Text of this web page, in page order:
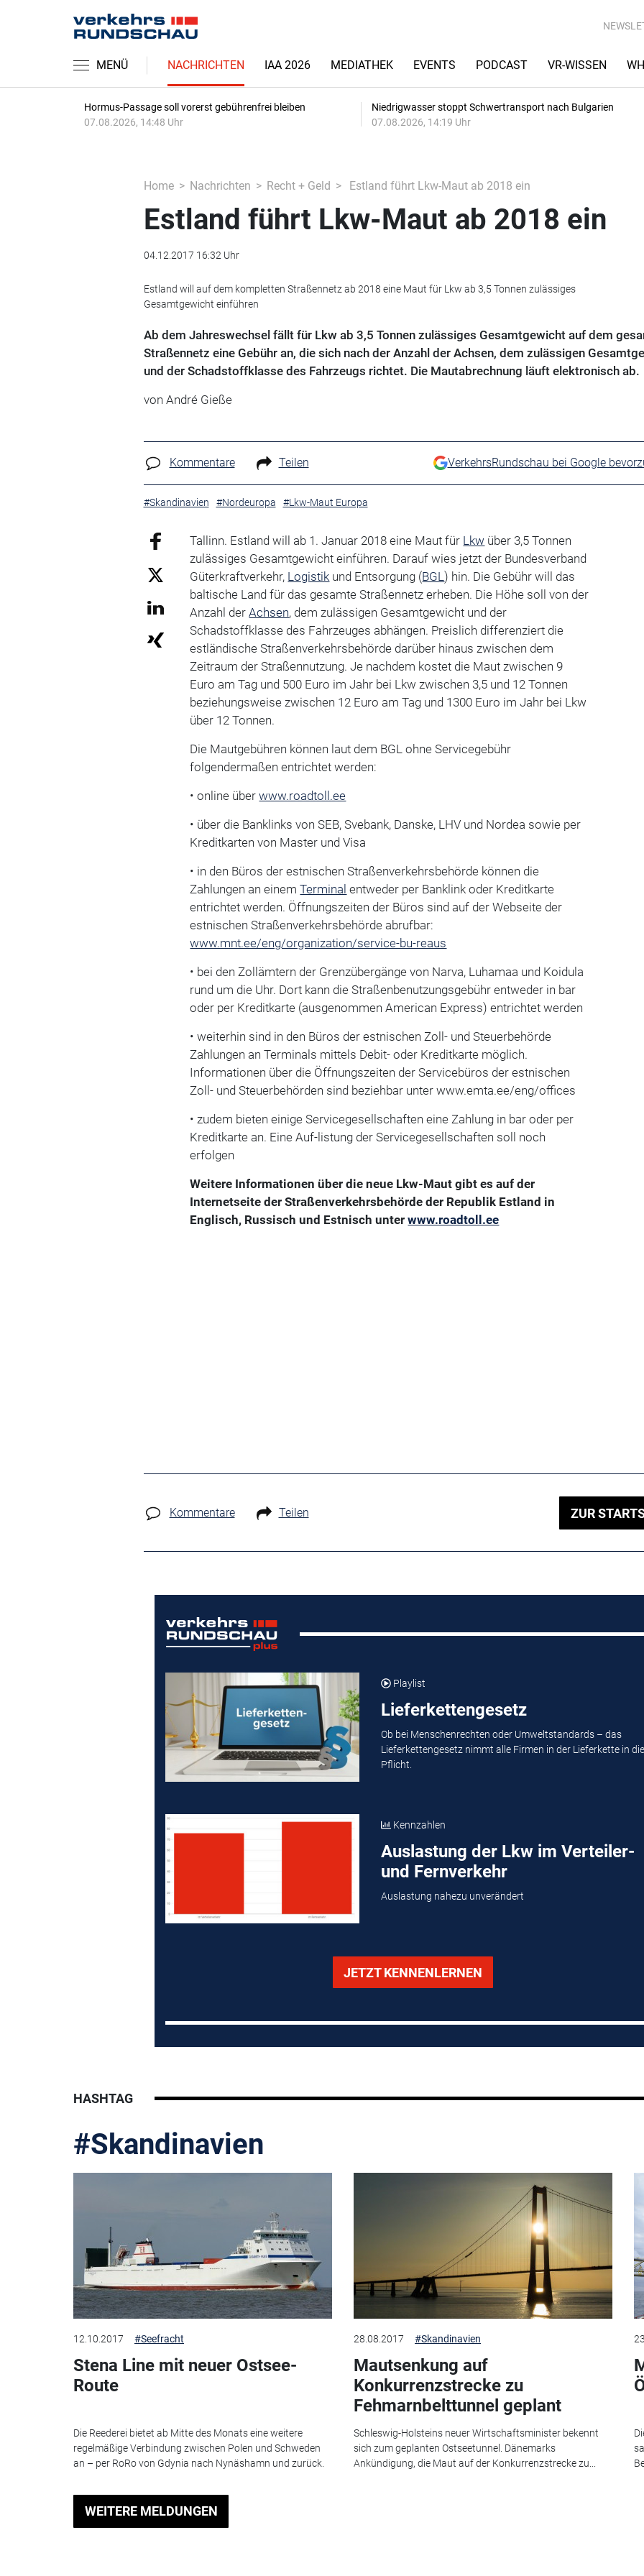
MENÜ NACHRICHTEN IAA 2026 MEDIATHEK EVENTS PODCAST VR-WISSEN
Hormus-Passage soll vorerst gebührenfrei bleiben
07.08.2026, 14:48 Uhr
Niedrigwasser stoppt Schwertransport nach Bulgarien
07.08.2026, 14:19 Uhr
Home Nachrichten Recht + Geld Estland führt Lkw-Maut ab 2018 ein
Estland führt Lkw-Maut ab 2018 ein
04.12.2017 16:32 Uhr
Estland will auf dem kompletten Straßennetz ab 2018 eine Maut für Lkw ab 3,5 Tonnen zulässiges
Gesamtgewicht einführen
Ab dem Jahreswechsel fällt für Lkw ab 3,5 Tonnen zulässiges Gesamtgewicht auf dem
Straßennetz eine Gebühr an, die sich nach der Anzahl der Achsen, dem zulässigen
und der Schadstoffklasse des Fahrzeugs richtet. Die Mautabrechnung läuft elektronisch ab.
von André Gieße
Kommentare Teilen VerkehrsRundschau bei Google
#Skandinavien #Nordeuropa #Lkw-Maut Europa
Tallinn. Estland will ab 1. Januar 2018 eine Maut für Lkw über 3,5 Tonnen
zulässiges Gesamtgewicht einführen. Darauf wies jetzt der Bundesverband
Güterkraftverkehr, Logistik und Entsorgung (BGL) hin. Die Gebühr will das
baltische Land für das gesamte Straßennetz erheben. Die Höhe soll von der
Anzahl derAchsen, dem zulässigen Gesamtgewicht und der
Schadstoffklasse des Fahrzeuges abhängen. Preislich differenziert die
estländische Straßenverkehrsbehörde darüber hinaus zwischen dem
Zeitraum der Straßennutzung. Je nachdem kostet die Maut zwischen 9
Euro am Tag und 500 Euro im Jahr bei Lkw zwischen 3,5 und 12 Tonnen
beziehungsweise zwischen 12 Euro am Tag und 1300 Euro im Jahr bei Lkw
über 12 Tonnen.
Die Mautgebühren können laut dem BGL ohne Servicegebühr
folgendermaßen entrichtet werden:
• online überwww.roadtoll.ee
• über die Banklinks von SEB, Svebank, Danske, LHV und Nordea sowie per
Kreditkarten von Master und Visa
• in den Büros der estnischen Straßenverkehrsbehörde können die
Zahlungen an einemTerminal entweder per Banklink oder Kreditkarte
entrichtet werden. Öffnungszeiten der Büros sind auf der Webseite der
estnischen Straßenverkehrsbehörde abrufbar:
www.mnt.ee/eng/organization/service-bu-reaus
• bei den Zollämtern der Grenzübergänge von Narva, Luhamaa und Koidula
rund um die Uhr. Dort kann die Straßenbenutzungsgebühr entweder in bar
oder per Kreditkarte (ausgenommen American Express) entrichtet werden
• weiterhin sind in den Büros der estnischen Zoll- und Steuerbehörde
Zahlungen an Terminals mittels Debit- oder Kreditkarte möglich.
Informationen über die Öffnungszeiten der Servicebüros der estnischen
Zoll- und Steuerbehörden sind beziehbar unter www.emta.ee/eng/offices
• zudem bieten einige Servicegesellschaften eine Zahlung in bar oder per
Kreditkarte an. Eine Auf-listung der Servicegesellschaften soll noch
erfolgen
Weitere Informationen über die neue Lkw-Maut gibt es auf der
Internetseite der Straßenverkehrsbehörde der Republik Estland in
Englisch, Russisch und Estnisch unterwww.roadtoll.ee
Kommentare Teilen ZUR
Playlist
Lieferkettengesetz
Ob bei Menschenrechten oder Umweltstandards – das
Lieferkettengesetz nimmt alle Firmen in der Lieferkette in die
Pflicht.
Kennzahlen
Auslastung der Lkw im Verteiler-
und Fernverkehr
Auslastung nahezu unverändert
JETZT KENNENLERNEN
HASHTAG
#Skandinavien
12.10.2017 #Seefracht
Stena Line mit neuer Ostsee-
Route
Die Reederei bietet ab Mitte des Monats eine weitere
regelmäßige Verbindung zwischen Polen und Schweden
an – per RoRo von Gdynia nach Nynäshamn und zurück.
28.08.2017 #Skandinavien
Mautsenkung auf
Konkurrenzstrecke zu
Fehmarnbelttunnel geplant
Schleswig-Holsteins neuer Wirtschaftsminister bekennt
sich zum geplanten Ostseetunnel. Dänemarks
Ankündigung, die Maut auf der Konkurrenzstrecke zu...
WEITERE MELDUNGEN